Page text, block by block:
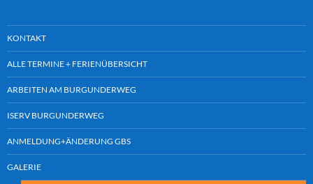
KONTAKT
ALLE TERMINE + FERIENÜBERSICHT
ARBEITEN AM BURGUNDERWEG
ISERV BURGUNDERWEG
ANMELDUNG+ÄNDERUNG GBS
GALERIE